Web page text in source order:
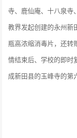
寺、鹿仙庵、十八泉寺
教界发起创建的永州新
瓶高浓缩消毒片，还转
情结束后、学校的即时
成新田县的玉峰寺的第